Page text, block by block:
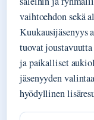
vaihtoehdon sekä
Kuukausijäsenyys
tuovat
ja paikalliset
jäsenyyden
hyödyllinen